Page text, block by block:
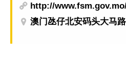
http://
澳门氹仔北安码头大马